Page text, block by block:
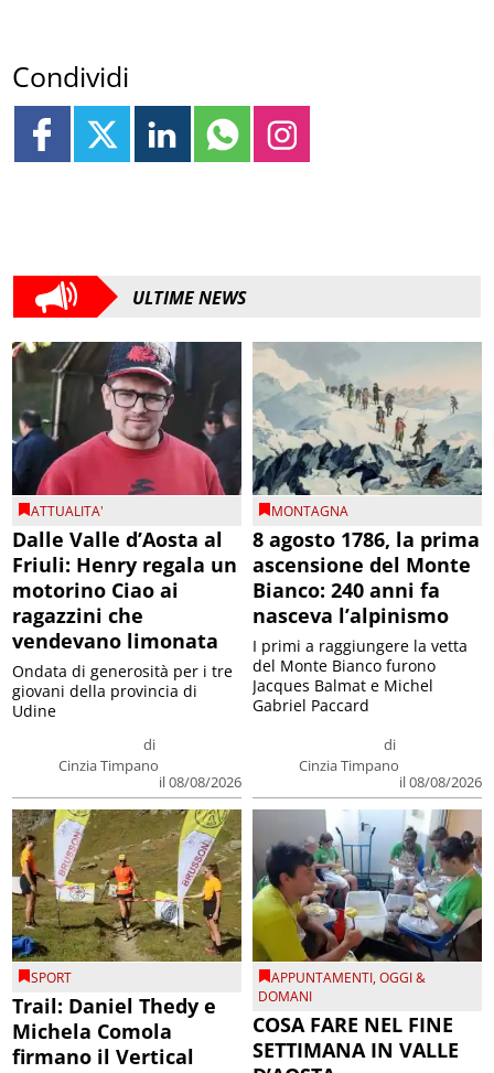
Condividi
ULTIME NEWS
ATTUALITA'
Dalle Valle d’Aosta al
Friuli: Henry regala un
motorino Ciao ai
ragazzini che
vendevano limonata
di
Cinzia Timpano
il 08/08/2026
Ondata di generosità per i tre
giovani della provincia di
Udine
MONTAGNA
8 agosto 1786, la prima
ascensione del Monte
Bianco: 240 anni fa
nasceva l’alpinismo
di
Cinzia Timpano
il 08/08/2026
I primi a raggiungere la vetta
del Monte Bianco furono
Jacques Balmat e Michel
Gabriel Paccard
SPORT
Trail: Daniel Thedy e
Michela Comola
firmano il Vertical
APPUNTAMENTI,OGGI &
DOMANI
COSA FARE NEL FINE
SETTIMANA IN VALLE